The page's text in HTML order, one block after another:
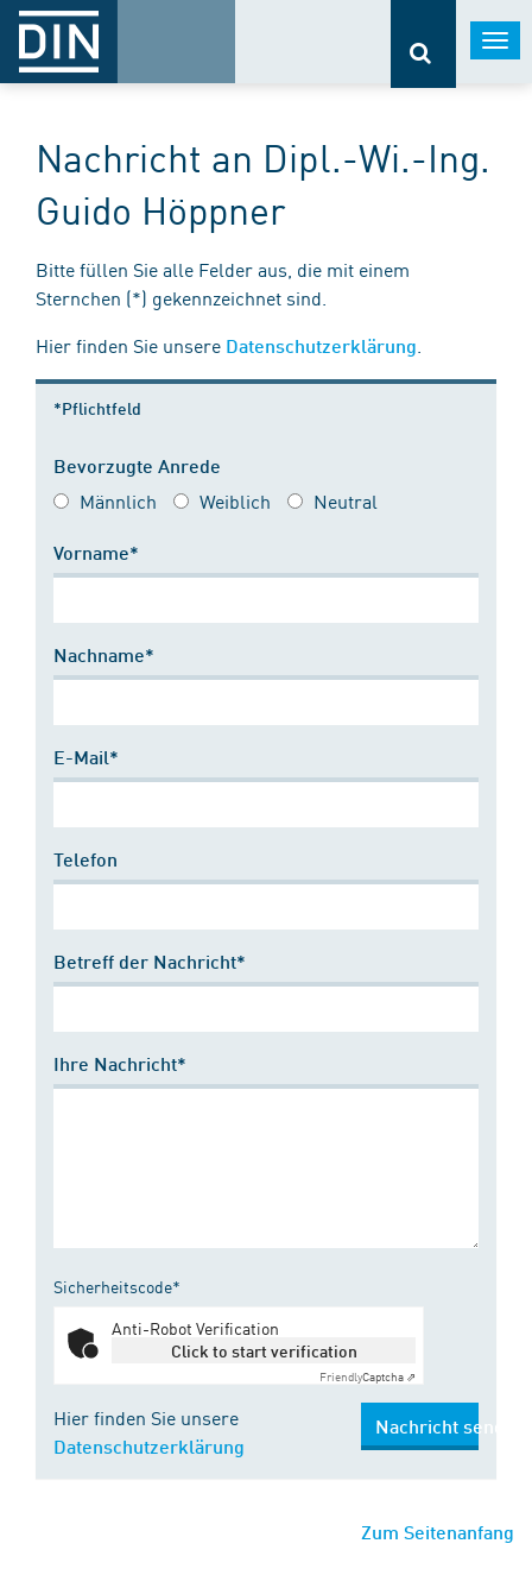
Nachricht an Dipl.-Wi.-Ing.
Guido Höppner
Bitte füllen Sie alle Felder aus, die mit einem
Sternchen (*) gekennzeichnet sind.
Hier finden Sie unsere Datenschutzerklärung
*Pflichtfeld
Bevorzugte Anrede
Männlich Weiblich Neutral
Vorname*
Nachname*
E-Mail*
Telefon
Betreff der Nachricht*
Ihre Nachricht*
Sicherheitscode*
Anti-Robot Verification
Click to start verification
FriendlyCaptcha ⇗
Hier finden Sie unsere
Datenschutzerklärung
Nachricht senden
Zum Seitenanfang